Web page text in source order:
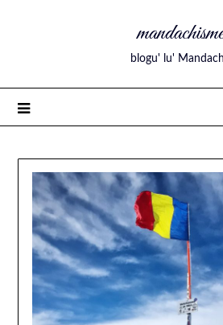
mandachisme
blogu' lu'